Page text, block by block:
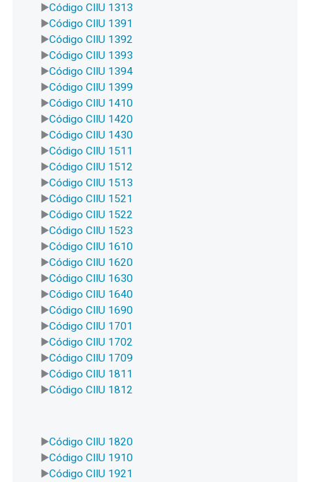
Código CIIU 1313
Código CIIU 1391
Código CIIU 1392
Código CIIU 1393
Código CIIU 1394
Código CIIU 1399
Código CIIU 1410
Código CIIU 1420
Código CIIU 1430
Código CIIU 1511
Código CIIU 1512
Código CIIU 1513
Código CIIU 1521
Código CIIU 1522
Código CIIU 1523
Código CIIU 1610
Código CIIU 1620
Código CIIU 1630
Código CIIU 1640
Código CIIU 1690
Código CIIU 1701
Código CIIU 1702
Código CIIU 1709
Código CIIU 1811
Código CIIU 1812
Código CIIU 1820
Código CIIU 1910
Código CIIU 1921